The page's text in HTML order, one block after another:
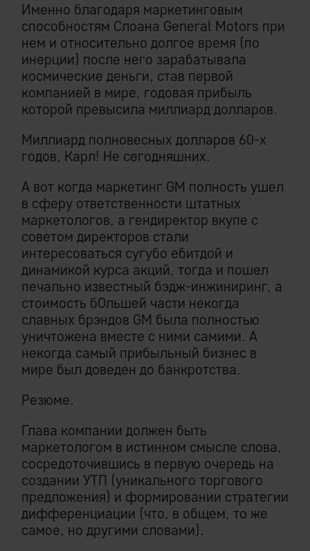
Именно благодаря маркетинговым
способностям Слоана General Motors при
нем и относительно долгое время (по
инерции) после него зарабатывала
космические деньги, став первой
компанией в мире, годовая прибыль
которой превысила миллиард долларов.
Миллиард полновесных долларов 60-х
годов, Карл! Не сегодняшних.
А вот когда маркетинг GM полность ушел
в сферу ответственности штатных
маркетологов, а гендиректор вкупе с
советом директоров стали
интересоваться сугубо ебитдой и
динамикой курса акций, тогда и пошел
печально известный бэдж-инжиниринг, а
стоимость бОльшей части некогда
славных брэндов GM была полностью
уничтожена вместе с ними самими. А
некогда самый прибыльный бизнес в
мире был доведен до банкротства.
Резюме.
Глава компании должен быть
маркетологом в истинном смысле слова,
сосредоточившись в первую очередь на
создании УТП (уникального торгового
предложения) и формировании стратегии
дифференциации (что, в общем, то же
самое, но другими словами).